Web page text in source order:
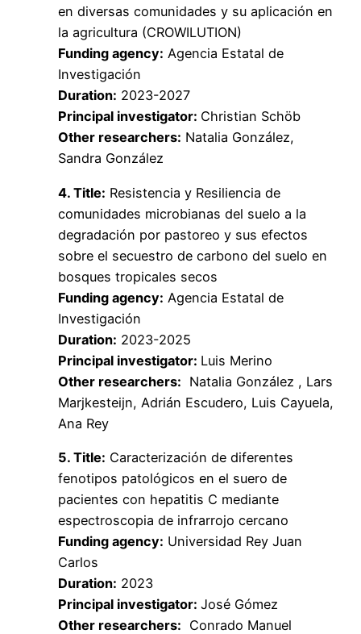
en diversas comunidades y su aplicación en
la agricultura (CROWILUTION)
Funding agency: Agencia Estatal de
Investigación
Duration: 2023-2027
Principal investigator: Christian Schöb
Other researchers: Natalia González,
Sandra González
4. Title: Resistencia y Resiliencia de
comunidades microbianas del suelo a la
degradación por pastoreo y sus efectos
sobre el secuestro de carbono del suelo en
bosques tropicales secos
Funding agency: Agencia Estatal de
Investigación
Duration: 2023-2025
Principal investigator: Luis Merino
Other researchers: Natalia González , Lars
Marjkesteijn, Adrián Escudero, Luis Cayuela,
Ana Rey
5. Title: Caracterización de diferentes
fenotipos patológicos en el suero de
pacientes con hepatitis C mediante
espectroscopia de infrarrojo cercano
Funding agency: Universidad Rey Juan
Carlos
Duration: 2023
Principal investigator: José Gómez
Other researchers: Conrado Manuel